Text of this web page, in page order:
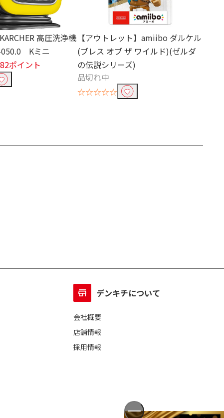
高圧洗浄機
050.0 Kミニ
ポイント
【アウトレット】amiibo ダルケル
(ブレス オブ ザ ワイルド)(ゼルダ
の伝説シリーズ)
品切れ中
☆☆☆☆☆
デンキチについて
会社概要
店舗情報
採用情報